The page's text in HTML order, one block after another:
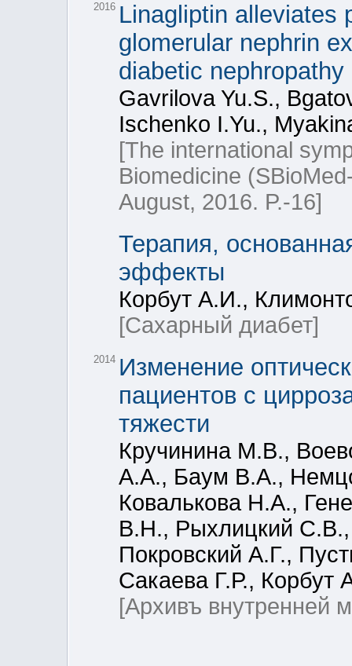
2016 Linagliptin alleviates
glomerular nephrin
diabetic nephropathy
Gavrilova Yu.S.,
Ischenko I.Yu.,
[The international
Biomedicine
August, 2016. P.-16]
Терапия,
эффекты
Корбут А.И.,
[Сахарный диабет]
2014 Изменение
пациентов с
тяжести
Кручинина М.В.,
А.А., Баум В.А.,
Ковалькова Н.А.,
В.Н., Рыхлицкий
Покровский А.Г.,
Сакаева Г.Р.,
[Архивъ внутренней